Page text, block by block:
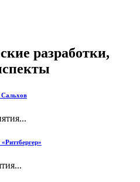
разработки,
Сальхов